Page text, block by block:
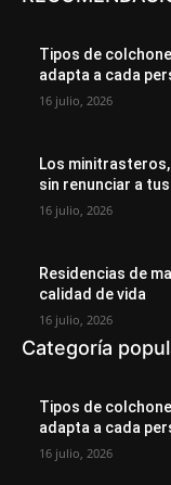
Tipos de
adapta a cada
16 julio, 2026
Los
sin renunciar a
16 julio, 2026
Residencias de
calidad de vida
16 julio, 2026
Categoría
Tipos de
adapta a cada
16 julio, 2026